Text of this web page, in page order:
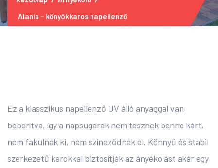
Alanis – könyökkaros napellenző
Ez a klasszikus napellenző UV álló anyaggal van
beborítva, így a napsugarak nem tesznek benne kárt,
nem fakulnak ki, nem színeződnek el. Könnyű és stabil
szerkezetű karokkal biztosítják az ányékolást akár egy